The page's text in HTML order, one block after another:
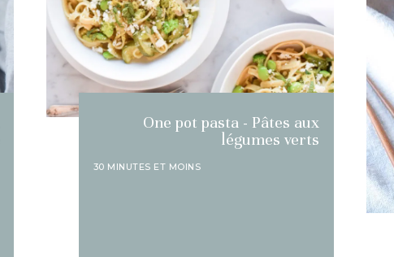
One pot pasta - Pâtes aux
légumes verts
30 MINUTES ET MOINS